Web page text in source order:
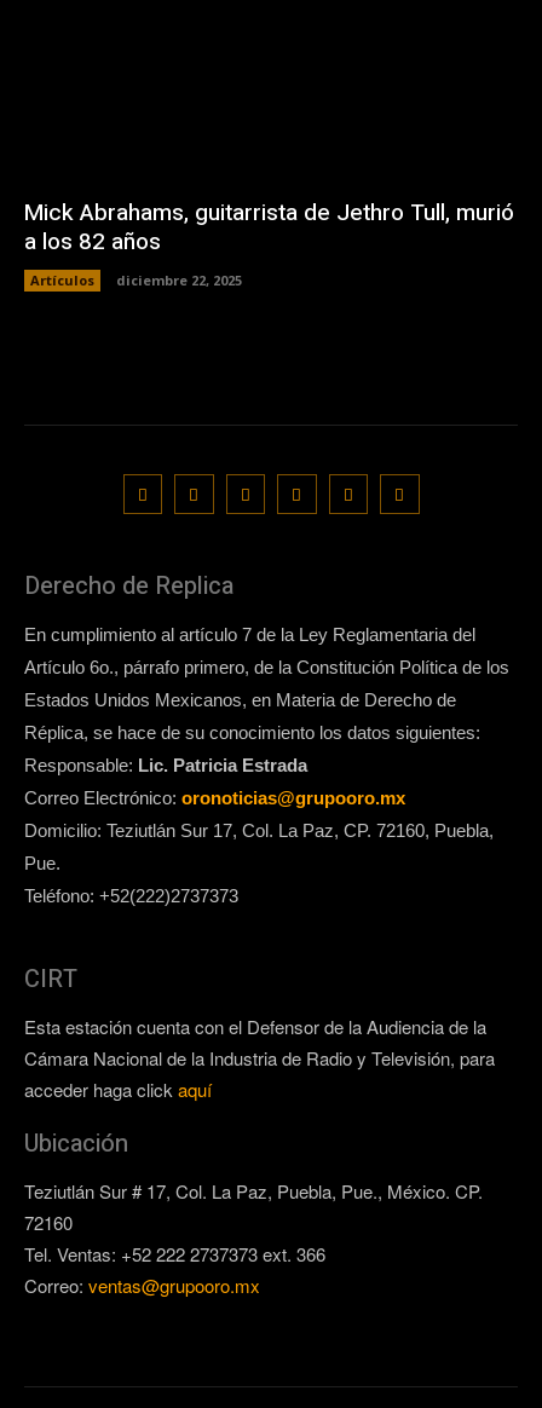
Mick Abrahams, guitarrista de Jethro Tull, murió
a los 82 años
Artículos diciembre 22, 2025
Derecho de Replica
En cumplimiento al artículo 7 de la Ley Reglamentaria del
Artículo 6o., párrafo primero, de la Constitución Política de los
Estados Unidos Mexicanos, en Materia de Derecho de
Réplica, se hace de su conocimiento los datos siguientes:
Responsable: Lic. Patricia Estrada
Correo Electrónico: oronoticias@grupooro.mx
Domicilio: Teziutlán Sur 17, Col. La Paz, CP. 72160, Puebla,
Pue.
Teléfono: +52(222)2737373
CIRT
Esta estación cuenta con el Defensor de la Audiencia de la
Cámara Nacional de la Industria de Radio y Televisión, para
acceder haga clickaquí
Ubicación
Teziutlán Sur # 17, Col. La Paz, Puebla, Pue., México. CP.
72160
Tel. Ventas: +52 222 2737373 ext. 366
Correo: ventas@grupooro.mx